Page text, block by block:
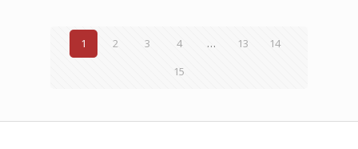
1 2 3 4 … 13
14
15